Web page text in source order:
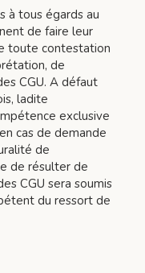
à tous égards au
de faire leur
toute contestation
de
CGU. A défaut
ladite
exclusive
cas de demande
de
de résulter de
CGU sera soumis
du ressort de